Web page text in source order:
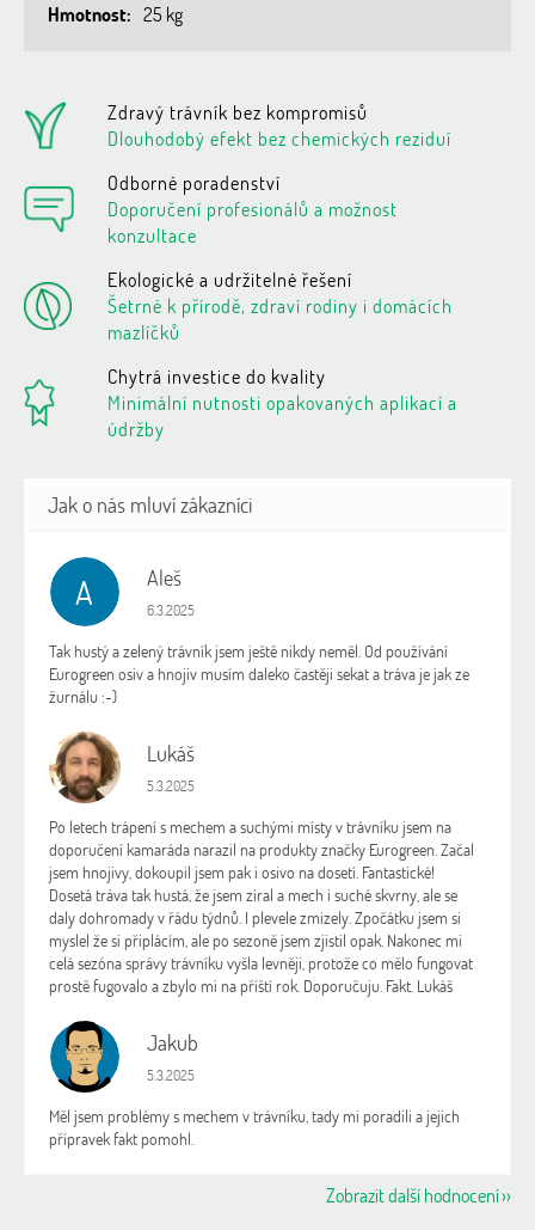
Hmotnost: 25 kg
Zdravý trávník bez kompromisů
Dlouhodobý efekt bez chemických reziduí
Odborné poradenství
Doporučení profesionálů a možnost
konzultace
Ekologické a udržitelné řešení
Šetrné k přírodě, zdraví rodiny i domácích
mazlíčků
Chytrá investice do kvality
Minimální nutnosti opakovaných aplikací a
údržby
A Aleš
Hodnocení obchodu je 5 z 5 hvězdiček.
6.3.2025
Tak hustý a zelený trávník jsem ještě nikdy neměl. Od používání
Eurogreen osiv a hnojiv musím daleko častěji sekat a tráva je jak ze
žurnálu :-)
L Lukáš
Hodnocení obchodu je 5 z 5 hvězdiček.
5.3.2025
Po letech trápení s mechem a suchými místy v trávníku jsem na
doporučení kamaráda narazil na produkty značky Eurogreen. Začal
jsem hnojivy, dokoupil jsem pak i osivo na dosetí. Fantastické!
Dosetá tráva tak hustá, že jsem zíral a mech i suché skvrny, ale se
daly dohromady v řádu týdnů. I plevele zmizely. Zpočátku jsem si
myslel že si připlácím, ale po sezoně jsem zjistil opak. Nakonec mi
celá sezóna správy trávníku vyšla levněji, protože co mělo fungovat
prostě fugovalo a zbylo mi na příští rok. Doporučuju. Fakt. Lukáš
J Jakub
Hodnocení obchodu je 5 z 5 hvězdiček.
5.3.2025
Měl jsem problémy s mechem v trávníku, tady mi poradili a jejich
přípravek fakt pomohl.
Zobrazit další hodnocení